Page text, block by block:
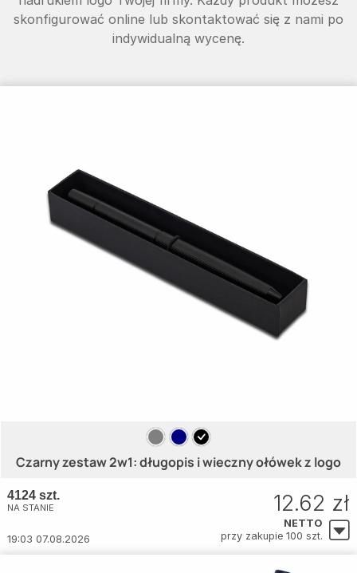
skonfigurować online lub skontaktować się z nami po
indywidualną wycenę.
Czarny zestaw 2w1: długopis i wieczny ołówek z logo
4124 szt.
NA STANIE
19:03 07.08.2026
12.62 zł
NETTO
przy zakupie 100 szt.